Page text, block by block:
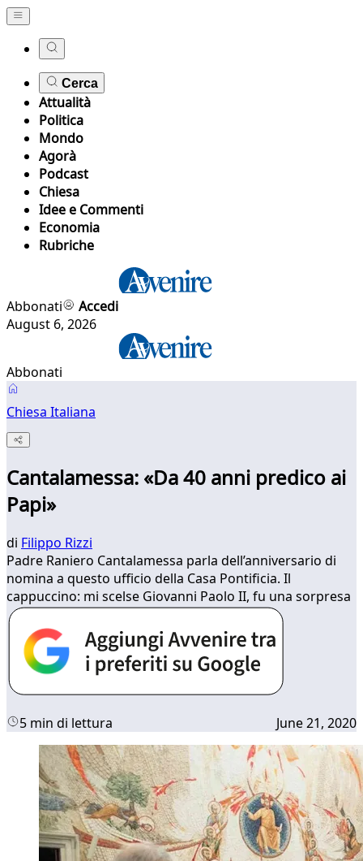
Cerca
Attualità
Politica
Mondo
Agorà
Podcast
Chiesa
Idee e Commenti
Economia
Rubriche
Abbonati
Accedi
August 6, 2026
Abbonati
Chiesa Italiana
Cantalamessa: «Da 40 anni predico ai
Papi»
di Filippo Rizzi
Padre Raniero Cantalamessa parla dell’anniversario di
nomina a questo ufficio della Casa Pontificia. Il
cappuccino: mi scelse Giovanni Paolo II, fu una sorpresa
5 min di lettura June 21, 2020